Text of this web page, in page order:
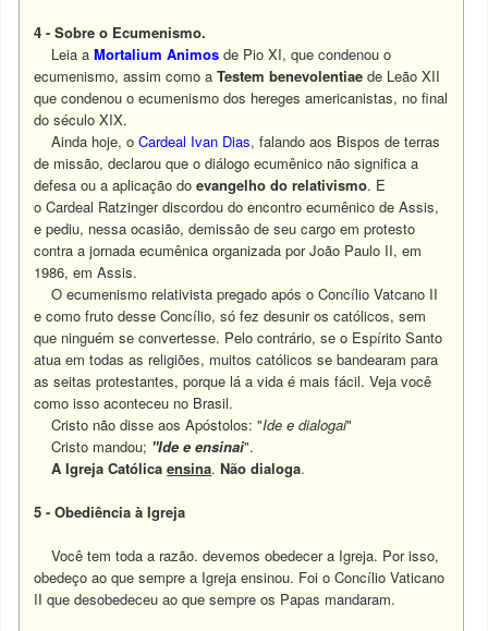
4 - Sobre o Ecumenismo.
Leia aMortalium Animos de Pio XI, que condenou o
ecumenismo, assim como aTestem benevolentiae de Leão XII
que condenou o ecumenismo dos hereges americanistas, no final
do século XIX.
Ainda hoje, oCardeal Ivan Dias, falando aos Bispos de terras
de missão, declarou que o diálogo ecumênico não significa a
defesa ou a aplicação doevangelho do relativismo. E
o Cardeal Ratzinger discordou do encontro ecumênico de Assis,
e pediu, nessa ocasião, demissão de seu cargo em protesto
contra a jornada ecumênica organizada por João Paulo II, em
1986, em Assis.
O ecumenismo relativista pregado após o Concílio Vatcano II
e como fruto desse Concílio, só fez desunir os católicos, sem
que ninguém se convertesse. Pelo contrário, se o Espírito Santo
atua em todas as religiões, muitos católicos se bandearam para
as seitas protestantes, porque lá a vida é mais fácil. Veja você
como isso aconteceu no Brasil.
Cristo não disse aos Apóstolos: "Ide e dialogai"
Cristo mandou; "Ide e ensinai".
A Igreja Católica ensina.Não dialoga.
5 - Obediência à Igreja
Você tem toda a razão. devemos obedecer a Igreja. Por isso,
obedeço ao que sempre a Igreja ensinou. Foi o Concílio Vaticano
II que desobedeceu ao que sempre os Papas mandaram.